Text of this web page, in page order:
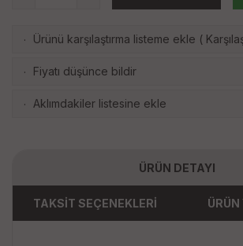
· Ürünü karşılaştırma listeme ekle (
· Fiyatı düşünce bildir
· Aklımdakiler listesine ekle
ÜRÜN DETAYI
TAKSİT SEÇENEKLERİ ÜRÜN